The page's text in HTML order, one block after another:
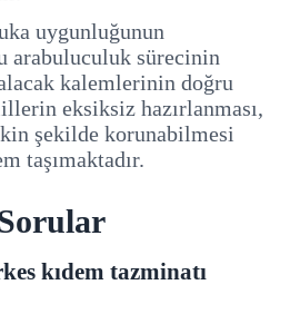
uygunluğunun
arabuluculuk sürecinin
kalemlerinin doğru
eksiksiz hazırlanması,
şekilde korunabilmesi
taşımaktadır.
kıdem tazminatı